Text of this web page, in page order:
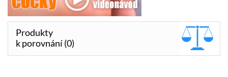
Produkty
k porovnání (0)